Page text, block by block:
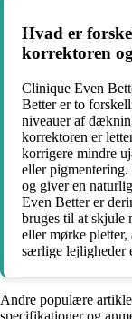
Hvad er
korrektoren
Clinique Even
Better er to
niveauer af
korrektoren er
korrigere mindre
eller
og giver en
Even Better er
bruges til at skjule
eller mørke
særlige lejligheder
Andre populære
specifikationer og